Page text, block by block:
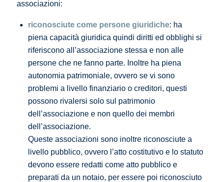
associazioni:
riconosciute come persone giuridiche: ha
piena capacità giuridica quindi diritti ed obblighi si
riferiscono all’associazione stessa e non alle
persone che ne fanno parte. Inoltre ha piena
autonomia patrimoniale, ovvero se vi sono
problemi a livello finanziario o creditori, questi
possono rivalersi solo sul patrimonio
dell’associazione e non quello dei membri
dell’associazione.
Queste associazioni sono inoltre riconosciute a
livello pubblico, ovvero l’atto costitutivo e lo statuto
devono essere redatti come atto pubblico e
preparati da un notaio, per essere poi riconosciuto